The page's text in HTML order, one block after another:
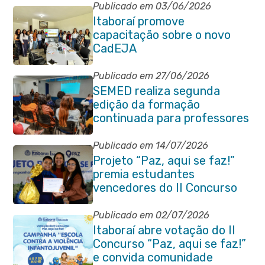
Publicado em 03/06/2026
Itaboraí promove
capacitação sobre o novo
CadEJA
Publicado em 27/06/2026
SEMED realiza segunda
edição da formação
continuada para professores
e coordenadores
pedagógicos
Publicado em 14/07/2026
Projeto “Paz, aqui se faz!”
premia estudantes
vencedores do II Concurso
de Contos em Itaboraí
Publicado em 02/07/2026
Itaboraí abre votação do II
Concurso “Paz, aqui se faz!”
e convida comunidade